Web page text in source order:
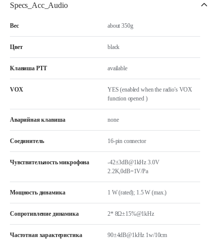
Specs_Acc_Audio
Вес about 350g
Цвет black
Клавиша РТТ available
VOX
YES (enabled when the radio's VOX
function opened )
Аварийная клавиша none
Соединитель 16-pin connector
Чувствительность микрофона
-42±3dB@1kHz 3.0V
2.2K,0dB=1V/Pa
Мощность динамика 1 W (rated); 1.5 W (max.)
Сопротивление динамика 2* 8Ω±15%@1kHz
Частотная характеристика
90±4dB@1kHz 1w/10cm